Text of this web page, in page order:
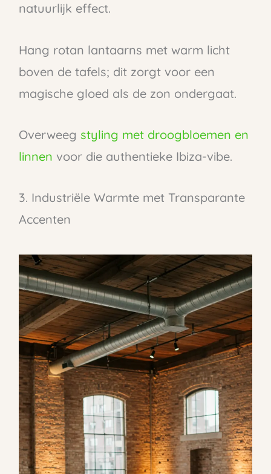
natuurlijk effect.
Hang rotan lantaarns met warm licht
boven de tafels; dit zorgt voor een
magische gloed als de zon ondergaat.
Overweeg styling met droogbloemen en
linnen voor die authentieke Ibiza-vibe.
3. Industriële Warmte met Transparante
Accenten